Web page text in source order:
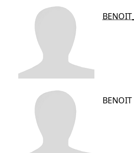
BENOIT
BENOIT